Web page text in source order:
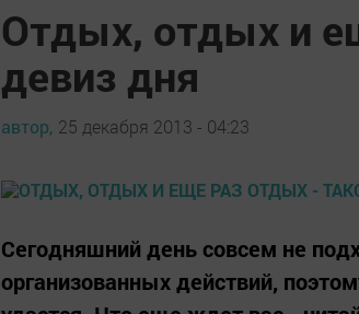
Отдых, отдых и
девиз дня
автор, 25 декабря 2013 - 04:23
Сегодняшний день совсем не
организованных действий,